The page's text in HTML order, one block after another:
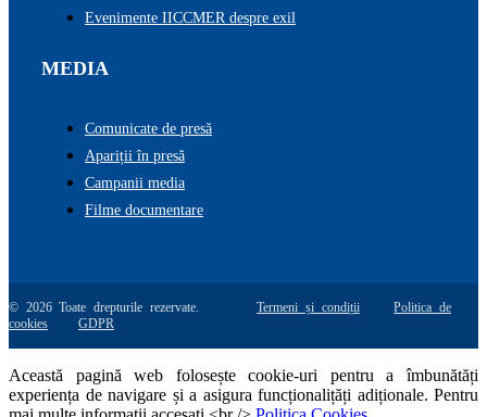
Evenimente IICCMER despre exil
MEDIA
Comunicate de presă
Apariții în presă
Campanii media
Filme documentare
© 2026 Toate drepturile rezervate.Termeni și condiții
Politica de
cookies
GDPR
Această pagină web folosește cookie-uri pentru a îmbunătăți
experiența de navigare și a asigura funcționalițăți adiționale. Pentru